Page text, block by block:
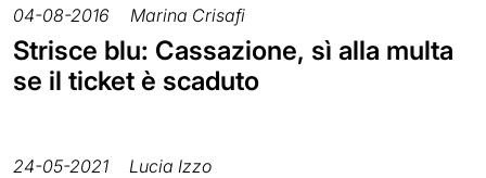
04-08-2016 Marina Crisafi
Strisce blu: Cassazione, sì alla multa
se il ticket è scaduto
24-05-2021 Lucia Izzo